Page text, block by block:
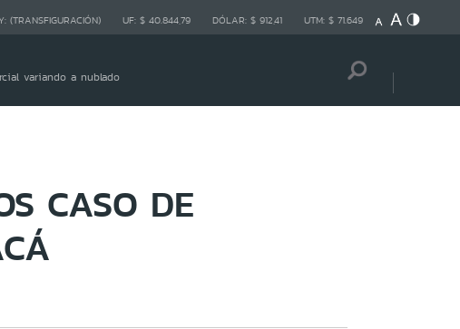
(TRANSFIGURACIÓN) UF: $ 40.844,79 DÓLAR: $ 912,41 UTM: $ 71.649
variando a nublado
CASO DE